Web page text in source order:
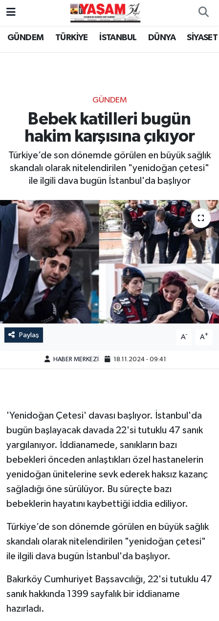
GÜNDEM TÜRKİYE İSTANBUL DÜNYA SİYASET
GÜNDEM
Bebek katilleri bugün
hakim karşısına çıkıyor
Türkiye’de son dönemde görülen en büyük sağlık
skandalı olarak nitelendirilen "yenidoğan çetesi"
ile ilgili dava bugün İstanbul'da başlıyor
Paylaş A- A+
HABER MERKEZİ 18.11.2024 - 09:41
'Yenidoğan Çetesi' davası başlıyor. İstanbul'da
bugün başlayacak davada 22'si tutuklu 47 sanık
yargılanıyor. İddianamede, sanıkların bazı
bebekleri önceden anlaştıkları özel hastanelerin
yenidoğan ünitelerine sevk ederek haksız kazanç
sağladığı öne sürülüyor. Bu süreçte bazı
bebeklerin hayatını kaybettiği iddia ediliyor.
Türkiye’de son dönemde görülen en büyük sağlık
skandalı olarak nitelendirilen "yenidoğan çetesi"
ile ilgili dava bugün İstanbul'da başlıyor.
Bakırköy Cumhuriyet Başsavcılığı, 22'si tutuklu 47
sanık hakkında 1399 sayfalık bir iddianame
hazırladı.